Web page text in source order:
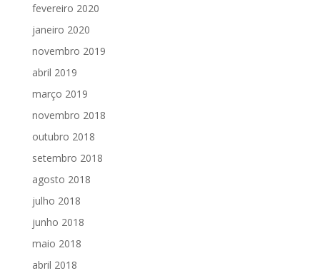
fevereiro 2020
janeiro 2020
novembro 2019
abril 2019
março 2019
novembro 2018
outubro 2018
setembro 2018
agosto 2018
julho 2018
junho 2018
maio 2018
abril 2018